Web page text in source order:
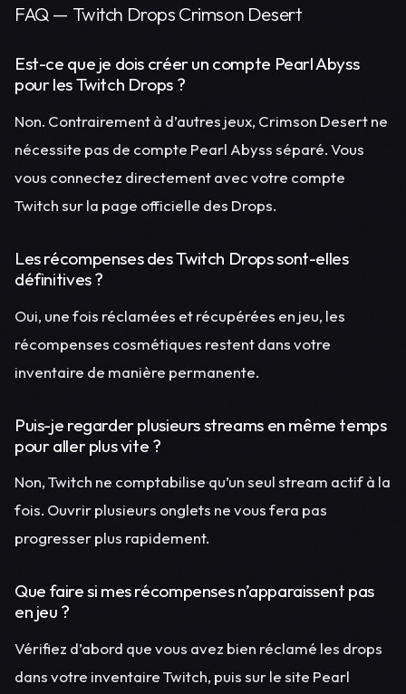
FAQ — Twitch Drops Crimson Desert
Est-ce que je dois créer un compte Pearl Abyss
pour les Twitch Drops ?
Non. Contrairement à d’autres jeux, Crimson Desert ne
nécessite pas de compte Pearl Abyss séparé. Vous
vous connectez directement avec votre compte
Twitch sur la page officielle des Drops.
Les récompenses des Twitch Drops sont-elles
définitives ?
Oui, une fois réclamées et récupérées en jeu, les
récompenses cosmétiques restent dans votre
inventaire de manière permanente.
Puis-je regarder plusieurs streams en même temps
pour aller plus vite ?
Non, Twitch ne comptabilise qu’un seul stream actif à la
fois. Ouvrir plusieurs onglets ne vous fera pas
progresser plus rapidement.
Que faire si mes récompenses n’apparaissent pas
en jeu ?
Vérifiez d’abord que vous avez bien réclamé les drops
dans votre inventaire Twitch, puis sur le site Pearl